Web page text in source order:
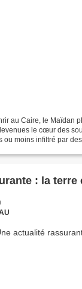
au Caire, le Maïdan
le cœur des
moins infiltré par
: la terre